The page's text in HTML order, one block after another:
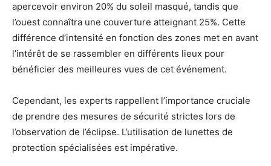
apercevoir environ 20% du soleil masqué, tandis que
l’ouest connaîtra une couverture atteignant 25%. Cette
différence d’intensité en fonction des zones met en avant
l’intérêt de se rassembler en différents lieux pour
bénéficier des meilleures vues de cet événement.
Cependant, les experts rappellent l’importance cruciale
de prendre des mesures de sécurité strictes lors de
l’observation de l’éclipse. L’utilisation de lunettes de
protection spécialisées est impérative.